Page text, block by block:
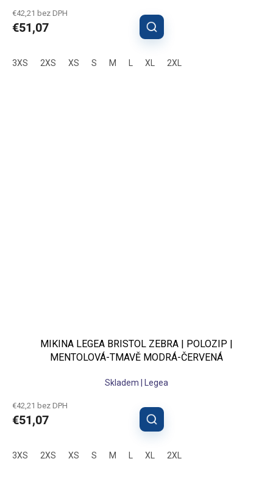
€42,21 bez DPH
€51,07
3XS 2XS XS S M XL 2XL
MIKINA LEGEA BRISTOL ZEBRA | POLOZIP |
MENTOLOVÁ-TMAVĚ MODRÁ-ČERVENÁ
Skladem | Legea
€42,21 bez DPH
€51,07
3XS 2XS XS S M XL 2XL